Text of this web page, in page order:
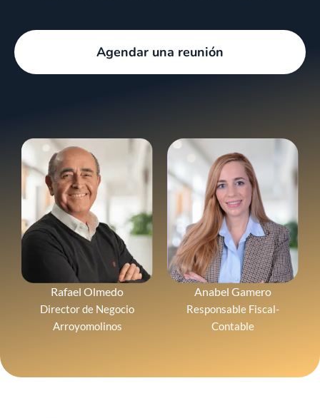
Agendar una reunión
Rafael Olmedo
Director de Negocio
Arroyomolinos
Anabel Gamero
Responsable Fiscal-
Contable